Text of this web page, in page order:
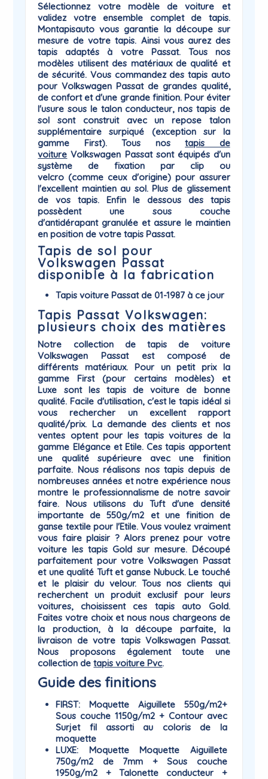
Sélectionnez votre modèle de voiture et
validez votre ensemble complet de tapis.
Montapisauto vous garantie la découpe sur
mesure de votre tapis. Ainsi vous aurez des
tapis adaptés à votre Passat. Tous nos
modèles utilisent des matériaux de qualité et
de sécurité. Vous commandez des tapis auto
pour Volkswagen Passat de grandes qualité,
de confort et d'une grande finition. Pour éviter
l'usure sous le talon conducteur, nos tapis de
sol sont construit avec un repose talon
supplémentaire surpiqué (exception sur la
gamme First). Tous nostapis de
voiture Volkswagen Passat sont équipés d'un
système defixation par clip ou
velcro (comme ceux d'origine) pour assurer
l'excellent maintien au sol. Plus de glissement
de vos tapis. Enfin le dessous des tapis
possèdent une sous couche
d'antidérapantgranulée et assure le maintien
en position de votre tapis Passat.
Tapis de sol pour
Volkswagen Passat
disponible à la fabrication
Tapis voiture Passat de 01-1987 à ce jour
Tapis Passat Volkswagen:
plusieurs choix des matières
Notre collection detapis de voiture
Volkswagen Passatest composé de
différents matériaux. Pour un petit prix la
gammeFirst(pour certains modèles) et
Luxe sont les tapis de voiture de bonne
qualité. Facile d'utilisation, c'est le tapis idéal si
vous rechercher un excellent rapport
qualité/prix. La demande des clients et nos
ventes optent pour les tapis voitures de la
gamme EléganceetEtile. Ces tapis apportent
une qualité supérieure avec une finition
parfaite. Nous réalisons nos tapis depuis de
nombreuses années et notre expérience nous
montre le professionnalisme de notre savoir
faire. Nous utilisons du Tuft d'une densité
importante de 550g/m2 et une finition de
ganse textile pour l'Etile. Vous voulez vraiment
vous faire plaisir ? Alors prenez pour votre
voiture les tapis Gold sur mesure. Découpé
parfaitement pour votre Volkswagen Passat
et une qualité Tuft et ganse Nubuck. Le touché
et le plaisir du velour. Tous nos clients qui
recherchent un produit exclusif pour leurs
voitures, choisissent ces tapis auto Gold.
Faites votre choix et nous nous chargeons de
la production, à la découpe parfaite, la
livraison de votre tapis Volkswagen Passat.
Nous proposons également toute une
collection detapis voiture Pvc.
Guide des finitions
FIRST: Moquette Aiguillete 550g/m2+
Sous couche 1150g/m2 + Contour avec
Surjet fil assorti au coloris de la
moquette
LUXE: Moquette Moquette Aiguillete
750g/m2 de 7mm + Sous couche
1950g/m2 + Talonette conducteur +